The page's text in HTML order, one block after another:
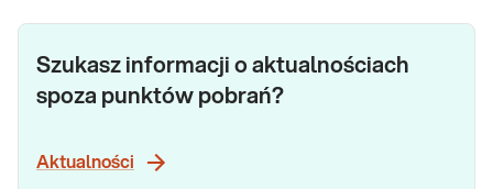
Szukasz informacji o aktualnościach
spoza punktów pobrań?
Aktualności